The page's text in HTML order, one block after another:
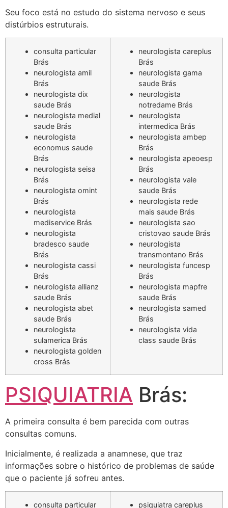
Seu foco está no estudo do sistema nervoso e seus
distúrbios estruturais.
consulta particular
Brás
neurologista amil
Brás
neurologista dix
saude Brás
neurologista medial
saude Brás
neurologista
economus saude
Brás
neurologista seisa
Brás
neurologista omint
Brás
neurologista
mediservice Brás
neurologista
bradesco saude
Brás
neurologista cassi
Brás
neurologista allianz
saude Brás
neurologista abet
saude Brás
neurologista
sulamerica Brás
neurologista golden
cross Brás
neurologista careplus
Brás
neurologista gama
saude Brás
neurologista
notredame Brás
neurologista
intermedica Brás
neurologista ambep
Brás
neurologista apeoesp
Brás
neurologista vale
saude Brás
neurologista rede
mais saude Brás
neurologista sao
cristovao saude Brás
neurologista
transmontano Brás
neurologista funcesp
Brás
neurologista mapfre
saude Brás
neurologista samed
Brás
neurologista vida
class saude Brás
PSIQUIATRIA Brás:
A primeira consulta é bem parecida com outras
consultas comuns.
Inicialmente, é realizada a anamnese, que traz
informações sobre o histórico de problemas de saúde
que o paciente já sofreu antes.
consulta particular psiquiatra careplus